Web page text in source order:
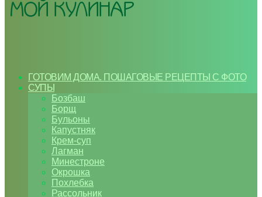
ГОТОВИМ ДОМА. ПОШАГОВЫЕ РЕЦЕПТЫ С ФОТО
СУПЫ
Бозбаш
Борщ
Бульоны
Капустняк
Крем-суп
Лагман
Минестроне
Окрошка
Похлебка
Рассольник